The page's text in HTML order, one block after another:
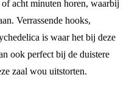
acht minuten horen, waarbij
Verrassende hooks,
is waar het bij deze
ook perfect bij de duistere
zaal wou uitstorten.